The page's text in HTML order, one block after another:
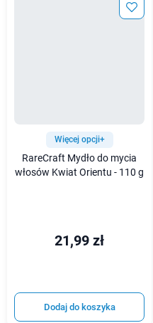
Więcej opcji+
RareCraft Mydło do mycia
włosów Kwiat Orientu - 110 g
21,99 zł
Dodaj do koszyka